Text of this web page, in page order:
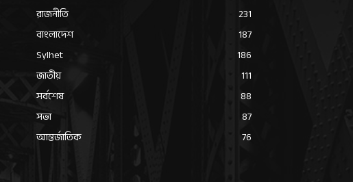
রাজনীতি
231
বাংলাদেশ
187
Sylhet
186
জাতীয়
111
সর্বশেষ
88
সভা
87
আন্তর্জাতিক
76